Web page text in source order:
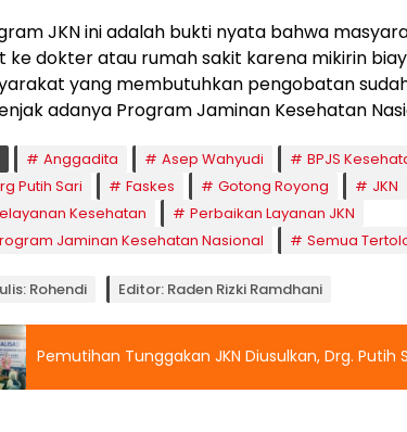
JKN ini adalah bukti nyata bahwa
ke dokter atau rumah sakit karena mikirin
yang membutuhkan pengobatan
adanya Program Jaminan Kesehatan
Anggadita Asep Wahyudi BPJS
Putih Sari
Faskes Gotong Royong JKN
Kesehatan
Perbaikan Layanan JKN
Jaminan Kesehatan Nasional
Semua
Rohendi Editor: Raden Rizki Ramdhani
Pemutihan Tunggakan JKN Diusulkan, Drg. Putih